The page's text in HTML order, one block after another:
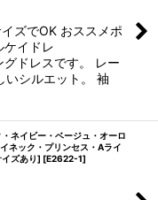
ズでOK おススメポ
ケイドレ
ドレスです。 レー
いシルエット。 袖
ネイビー・ベージュ・オーロ
ネック・プリンセス・Aライ
ズあり] [E2622-1]